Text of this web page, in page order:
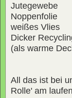
Jutegewebe
Noppenfolie
weißes Vlies
Dicker
(als warme
All das ist bei
Rolle' am